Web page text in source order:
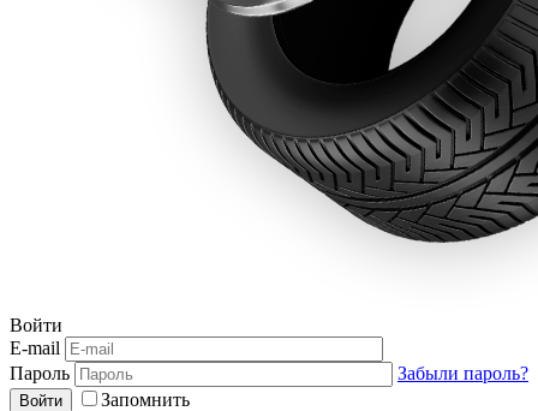
Войти
E-mail
Пароль
Забыли пароль?
Войти
Запомнить